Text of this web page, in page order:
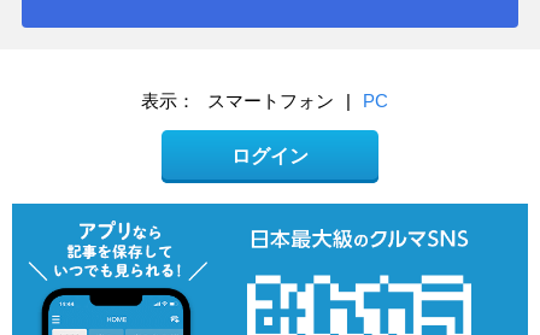
表示： スマートフォン | PC
ログイン